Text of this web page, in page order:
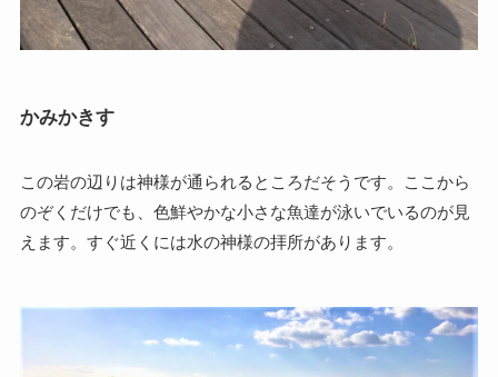
かみかきす
この岩の辺りは神様が通られるところだそうです。ここから
のぞくだけでも、色鮮やかな小さな魚達が泳いでいるのが見
えます。すぐ近くには水の神様の拝所があります。